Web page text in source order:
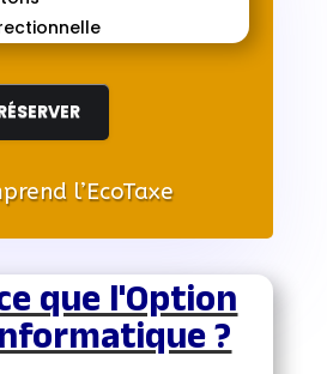
l’EcoTaxe
que l'Option
?